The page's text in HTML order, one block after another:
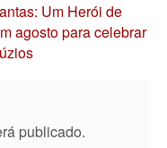
Um Herói de
agosto para celebrar
publicado.